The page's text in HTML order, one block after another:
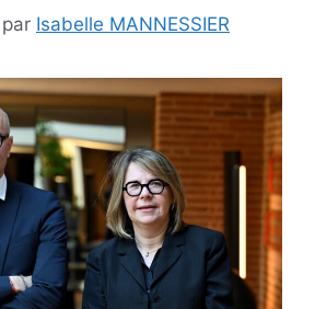
par Isabelle MANNESSIER